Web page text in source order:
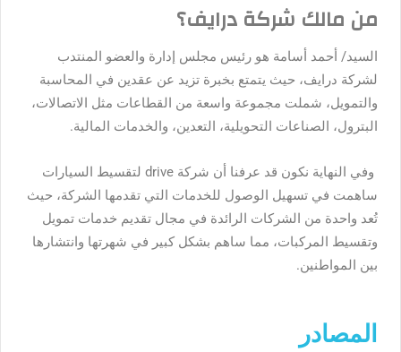
من مالك شركة درايف؟
السيد/ أحمد أسامة هو رئيس مجلس إدارة والعضو المنتدب
لشركة درايف، حيث يتمتع بخبرة تزيد عن عقدين في المحاسبة
والتمويل، شملت مجموعة واسعة من القطاعات مثل الاتصالات،
البترول، الصناعات التحويلية، التعدين، والخدمات المالية.
وفي النهاية نكون قد عرفنا أن شركة drive لتقسيط السيارات
ساهمت في تسهيل الوصول للخدمات التي تقدمها الشركة، حيث
تُعد واحدة من الشركات الرائدة في مجال تقديم خدمات تمويل
وتقسيط المركبات، مما ساهم بشكل كبير في شهرتها وانتشارها
بين المواطنين.
المصادر